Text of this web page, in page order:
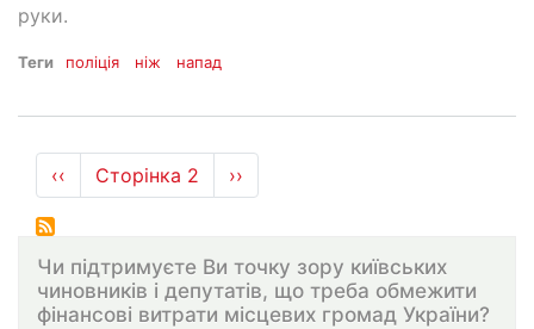
руки.
Теги поліція ніж напад
Розбивка
на
сторінки
Попередня
сторінка
‹‹ Сторінка 2
Наступна
сторінка
››
Чи підтримуєте Ви точку зору київських
чиновників і депутатів, що треба обмежити
фінансові витрати місцевих громад України?